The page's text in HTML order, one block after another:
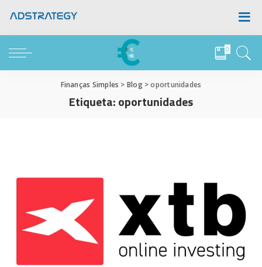
0
Finanças Simples > Blog>oportunidades
Etiqueta:oportunidades